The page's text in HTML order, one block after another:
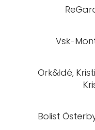
Vsk-
Ork&Idé,
Bolist